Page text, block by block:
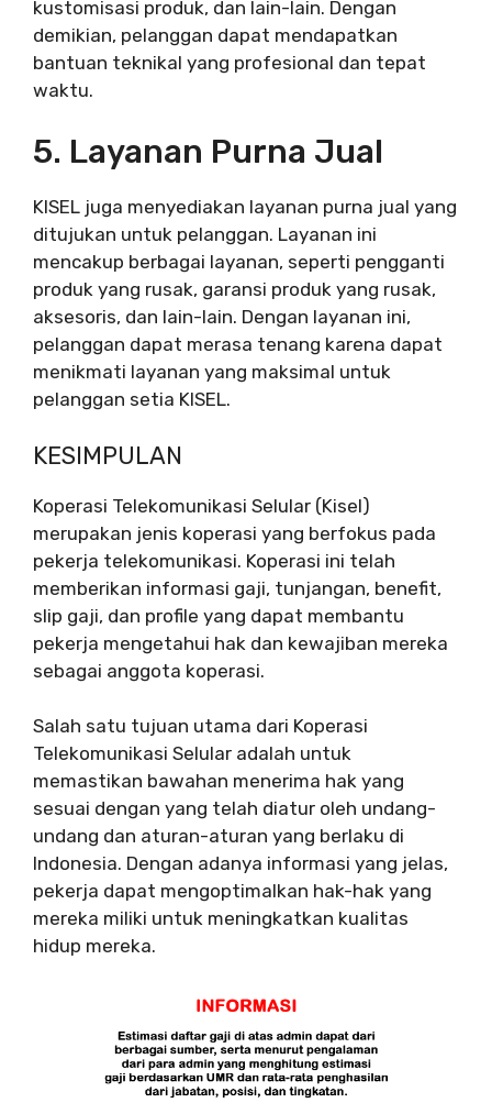
kustomisasi produk, dan lain-lain. Dengan
demikian, pelanggan dapat mendapatkan
bantuan teknikal yang profesional dan tepat
waktu.
5. Layanan Purna Jual
KISEL juga menyediakan layanan purna jual yang
ditujukan untuk pelanggan. Layanan ini
mencakup berbagai layanan, seperti pengganti
produk yang rusak, garansi produk yang rusak,
aksesoris, dan lain-lain. Dengan layanan ini,
pelanggan dapat merasa tenang karena dapat
menikmati layanan yang maksimal untuk
pelanggan setia KISEL.
KESIMPULAN
Koperasi Telekomunikasi Selular (Kisel)
merupakan jenis koperasi yang berfokus pada
pekerja telekomunikasi. Koperasi ini telah
memberikan informasi gaji, tunjangan, benefit,
slip gaji, dan profile yang dapat membantu
pekerja mengetahui hak dan kewajiban mereka
sebagai anggota koperasi.
Salah satu tujuan utama dari Koperasi
Telekomunikasi Selular adalah untuk
memastikan bawahan menerima hak yang
sesuai dengan yang telah diatur oleh undang-
undang dan aturan-aturan yang berlaku di
Indonesia. Dengan adanya informasi yang jelas,
pekerja dapat mengoptimalkan hak-hak yang
mereka miliki untuk meningkatkan kualitas
hidup mereka.